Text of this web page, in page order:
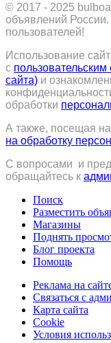
© 2017 - 2025
объявлений России.
пользователей!
Использование
с
сайта) и
обработки
А также, посещая
на обработку
С вопросами и
обращайтесь к
Поиск
Разместить
Магазины
Поднять
Блог проекта
Помощь
Реклама на
Связаться с
Карта сайта
Cookie
Условия